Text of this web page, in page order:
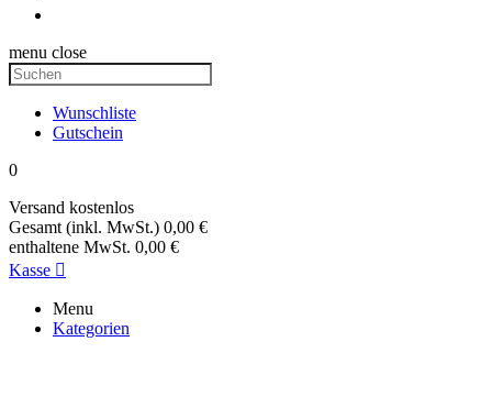
menu close
Wunschliste
Gutschein
0
Versand kostenlos
Gesamt (inkl. MwSt.) 0,00 €
enthaltene MwSt. 0,00 €
Kasse 
Menu
Kategorien